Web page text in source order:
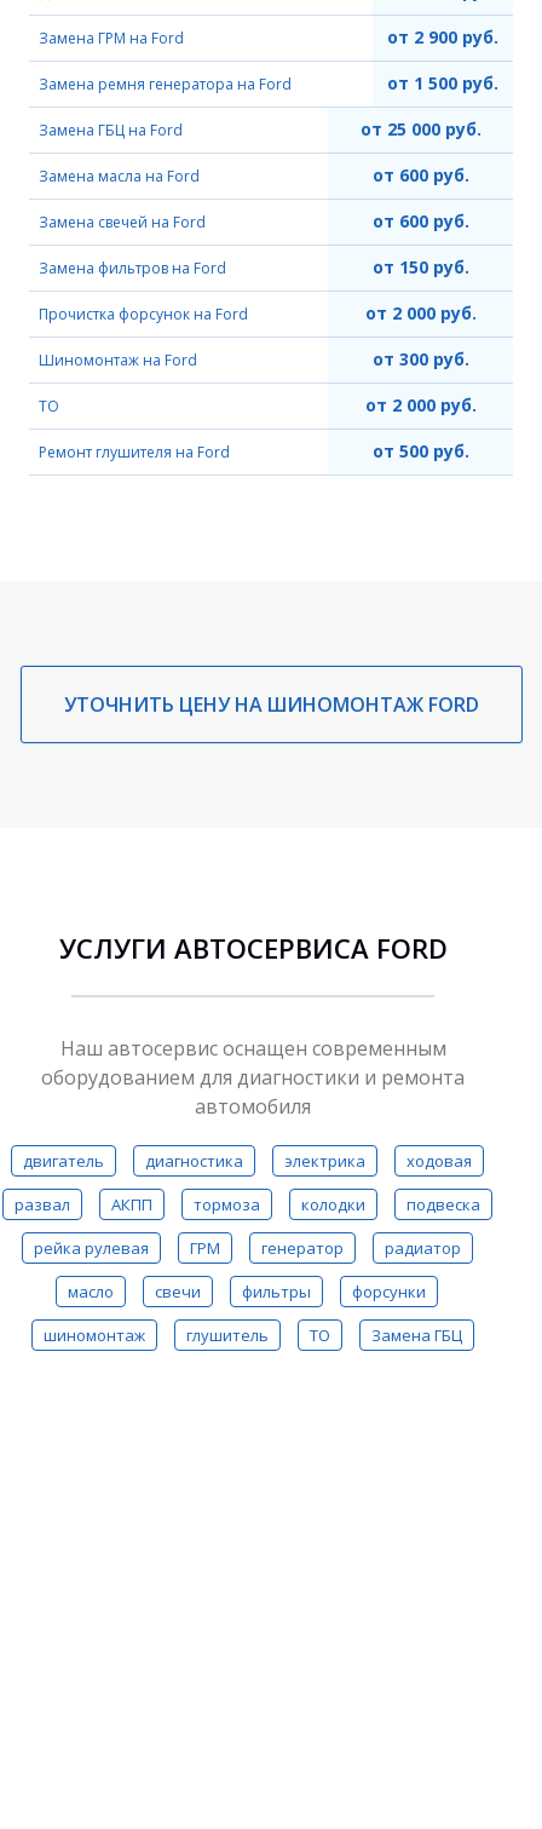
Замена ГРМ на Ford от 2 900 руб.
Замена ремня генератора на Ford от 1 500 руб.
Замена ГБЦ на Ford от 25 000 руб.
Замена масла на Ford от 600 руб.
Замена свечей на Ford от 600 руб.
Замена фильтров на Ford от 150 руб.
Прочистка форсунок на Ford от 2 000 руб.
Шиномонтаж на Ford от 300 руб.
ТО от 2 000 руб.
Ремонт глушителя на Ford от 500 руб.
УТОЧНИТЬ ЦЕНУ НА ШИНОМОНТАЖ FORD
УСЛУГИ АВТОСЕРВИСА FORD
Наш автосервис оснащен современным
оборудованием для диагностики и ремонта
автомобиля
двигатель диагностика электрика
ходовая
развал
АКПП тормоза колодки
подвеска
рейка рулевая
ГРМ генератор
радиатор
масло
свечи фильтры
форсунки
шиномонтаж
глушитель ТО Замена ГБЦ